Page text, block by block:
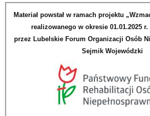
Materiał powstał w ramach projektu
realizowanego w okresie 01.01.2025 r.
przez Lubelskie Forum Organizacji Osób
Sejmik Wojewódzki